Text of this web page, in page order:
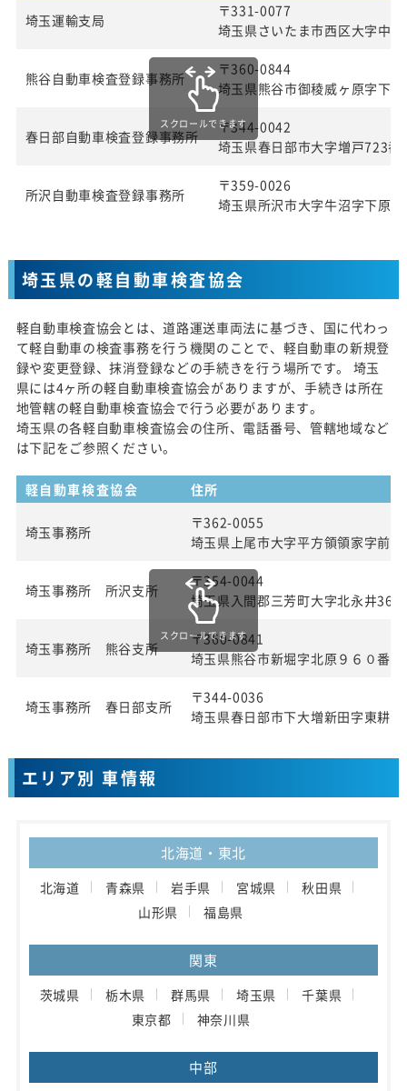
埼玉運輸支局
〒331-0077
埼玉県さいたま市西区大字中
熊谷自動車検査登録事務所
〒360-0844
埼玉県熊谷市御稜威ヶ原字下
春日部自動車検査登録事務所
〒344-0042
埼玉県春日部市大字増戸723番
所沢自動車検査登録事務所
〒359-0026
埼玉県所沢市大字牛沼字下原
スクロールできます
埼玉県の軽自動車検査協会
軽自動車検査協会とは、道路運送車両法に基づき、国に代わっ
て軽自動車の検査事務を行う機関のことで、軽自動車の新規登
録や変更登録、抹消登録などの手続きを行う場所です。 埼玉
県には4ヶ所の軽自動車検査協会がありますが、手続きは所在
地管轄の軽自動車検査協会で行う必要があります。
埼玉県の各軽自動車検査協会の住所、電話番号、管轄地域など
は下記をご参照ください。
軽自動車検査協会 住所
埼玉事務所
〒362-0055
埼玉県上尾市大字平方領領家字前
埼玉事務所 所沢支所
〒354-0044
埼玉県入間郡三芳町大字北永井360
埼玉事務所 熊谷支所
〒360-0841
埼玉県熊谷市新堀字北原９６０番２
埼玉事務所 春日部支所
〒344-0036
埼玉県春日部市下大増新田字東耕
スクロールできます
エリア別 車情報
北海道・東北
北海道 青森県 岩手県 宮城県
秋田県
山形県
福島県
関東
茨城県 栃木県 群馬県 埼玉県
千葉県
東京都
神奈川県
中部